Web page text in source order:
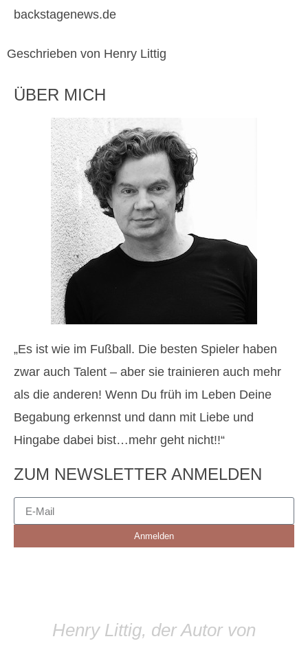
backstagenews.de
Geschrieben von Henry Littig
ÜBER MICH
„Es ist wie im Fußball. Die besten Spieler haben
zwar auch Talent – aber sie trainieren auch mehr
als die anderen! Wenn Du früh im Leben Deine
Begabung erkennst und dann mit Liebe und
Hingabe dabei bist…mehr geht nicht!!“
ZUM NEWSLETTER ANMELDEN
Anmelden
Henry Littig, der Autor von